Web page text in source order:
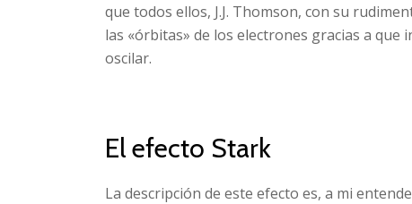
que todos ellos, J.J. Thomson, con su
las «órbitas» de los electrones gracias a
oscilar.
El efecto Stark
La descripción de este efecto es, a mi